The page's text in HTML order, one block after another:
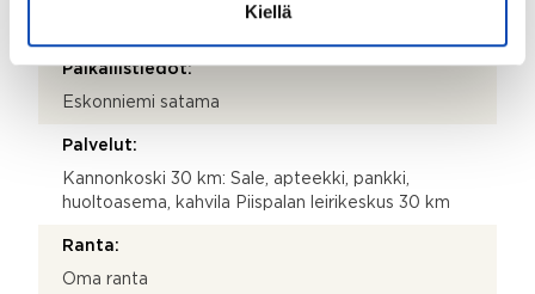
Kiellä
Paikallistiedot:
Eskonniemi satama
Palvelut:
Kannonkoski 30 km: Sale, apteekki, pankki,
huoltoasema, kahvila Piispalan leirikeskus 30 km
Ranta:
Oma ranta